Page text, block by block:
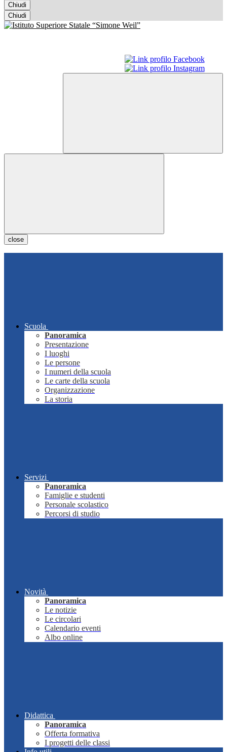
Chiudi
Chiudi
close
Scuola
Panoramica
Presentazione
I luoghi
Le persone
I numeri della scuola
Le carte della scuola
Organizzazione
La storia
Servizi
Panoramica
Famiglie e studenti
Personale scolastico
Percorsi di studio
Novità
Panoramica
Le notizie
Le circolari
Calendario eventi
Albo online
Didattica
Panoramica
Offerta formativa
I progetti delle classi